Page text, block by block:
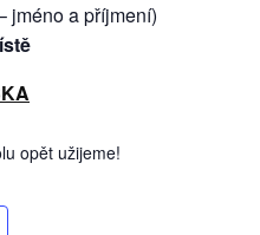
jméno a příjmení)
opět užijeme!